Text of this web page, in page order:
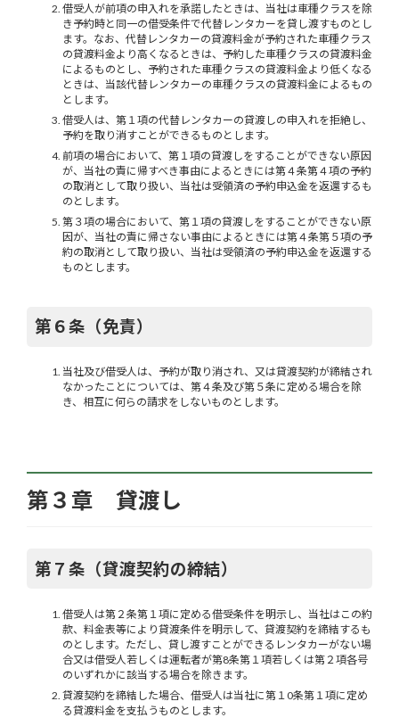
借受人が前項の申入れを承諾したときは、当社は車種クラスを除
き予約時と同一の借受条件で代替レンタカーを貸し渡すものとし
ます。なお、代替レンタカーの貸渡料金が予約された車種クラス
の貸渡料金より高くなるときは、予約した車種クラスの貸渡料金
によるものとし、予約された車種クラスの貸渡料金より低くなる
ときは、当該代替レンタカーの車種クラスの貸渡料金によるもの
とします。
借受人は、第１項の代替レンタカーの貸渡しの申入れを拒絶し、
予約を取り消すことができるものとします。
前項の場合において、第１項の貸渡しをすることができない原因
が、当社の責に帰すべき事由によるときには第４条第４項の予約
の取消として取り扱い、当社は受領済の予約申込金を返還するも
のとします。
第３項の場合において、第１項の貸渡しをすることができない原
因が、当社の責に帰さない事由によるときには第４条第５項の予
約の取消として取り扱い、当社は受領済の予約申込金を返還する
ものとします。
第６条（免責）
当社及び借受人は、予約が取り消され、又は貸渡契約が締結され
なかったことについては、第４条及び第５条に定める場合を除
き、相互に何らの請求をしないものとします。
第３章 貸渡し
第７条（貸渡契約の締結）
借受人は第２条第１項に定める借受条件を明示し、当社はこの約
款、料金表等により貸渡条件を明示して、貸渡契約を締結するも
のとします。ただし、貸し渡すことができるレンタカーがない場
合又は借受人若しくは運転者が第8条第１項若しくは第２項各号
のいずれかに該当する場合を除きます。
貸渡契約を締結した場合、借受人は当社に第１0条第１項に定め
る貸渡料金を支払うものとします。